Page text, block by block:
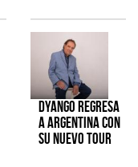
Dyango regresa
a Argentina con
su nuevo tour